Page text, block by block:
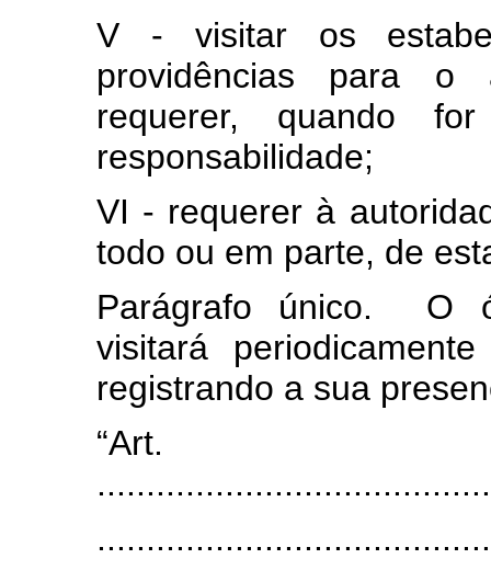
V - visitar os
providências para o
requerer, quando
responsabilidade;
VI - requerer à
todo ou em parte, de
Parágrafo único. O
visitará
registrando a sua